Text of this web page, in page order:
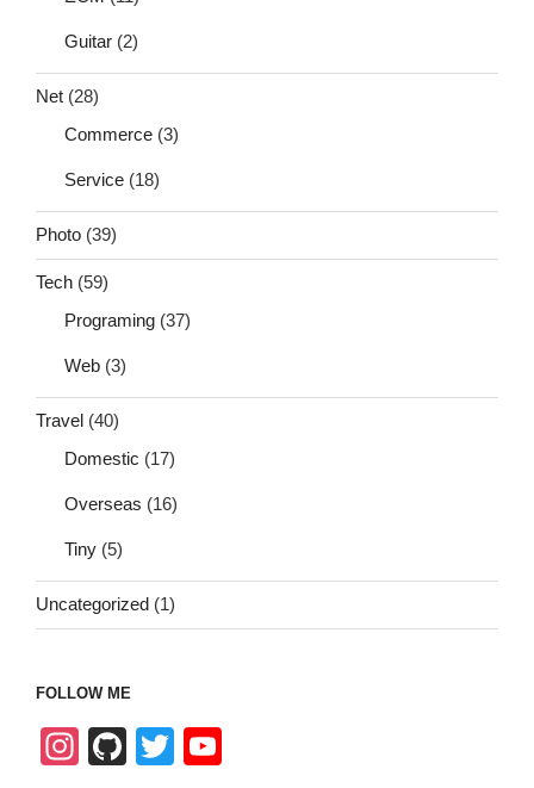
Guitar (2)
Net (28)
Commerce (3)
Service (18)
Photo (39)
Tech (59)
Programing (37)
Web (3)
Travel (40)
Domestic (17)
Overseas (16)
Tiny (5)
Uncategorized (1)
FOLLOW ME
In
Gi T